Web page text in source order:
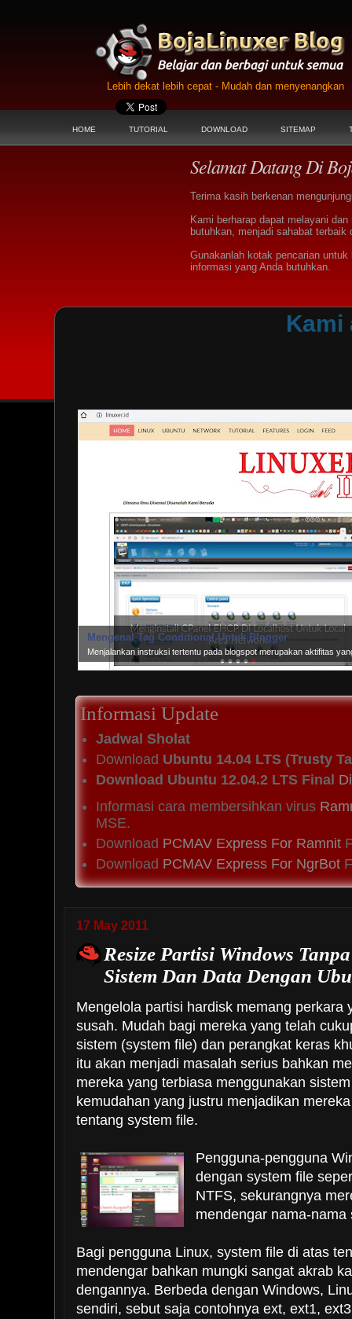
Lebih dekat lebih cepat - Mudah dan menyenangkan
HOME TUTORIAL DOWNLOAD SITEMAP
Selamat Datang Di
Terima kasih berkenan
Kami berharap dapat melayani
butuhkan, menjadi sahabat
Gunakanlah kotak pencarian
informasi yang Anda butuhkan.
Kami
Mengenal Tag Conditional Untuk Blogger
Menjalankan instruksi tertentu pada blogspot merupakan aktifitas
Informasi Update
Jadwal Sholat
Download Ubuntu 14.04 LTS (Trusty
Download Ubuntu 12.04.2 LTS Final
Informasi cara membersihkan virus
MSE.
Download PCMAV Express For Ramnit
Download PCMAV Express For NgrBot
17 May 2011
Resize Partisi Windows
Sistem Dan Data Dengan
Mengelola partisi hardisk memang perkara
susah. Mudah bagi mereka yang telah
sistem (system file) dan perangkat keras
itu akan menjadi masalah serius bahkan
mereka yang terbiasa menggunakan
kemudahan yang justru menjadikan
tentang system file.
Pengguna-pengguna
dengan system file
NTFS, sekurangnya
mendengar nama-
Bagi pengguna Linux, system file di atas
mendengar bahkan mungki sangat akrab
dengannya. Berbeda dengan Windows,
sendiri, sebut saja contohnya ext, ext1,